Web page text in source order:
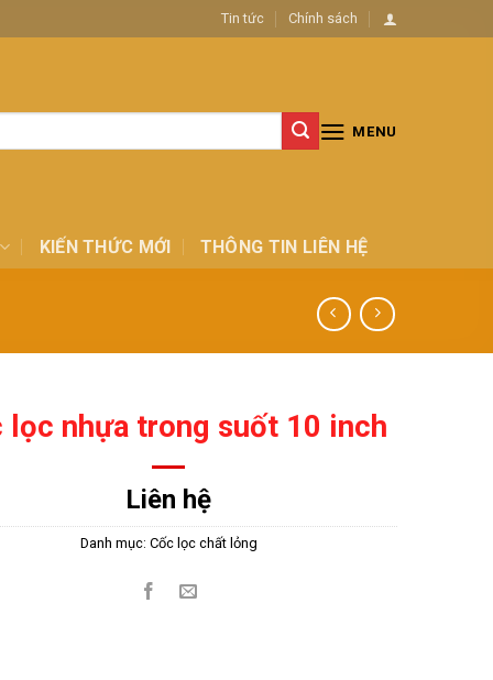
Tin tức Chính sách
MENU
KIẾN THỨC MỚI THÔNG TIN LIÊN HỆ
lọc nhựa trong suốt 10 inch
Liên hệ
Danh mục: Cốc lọc chất lỏng